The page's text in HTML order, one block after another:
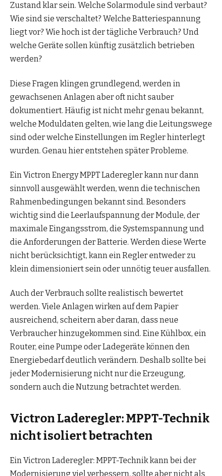
Zustand klar sein. Welche Solarmodule sind verbaut?
Wie sind sie verschaltet? Welche Batteriespannung
liegt vor? Wie hoch ist der tägliche Verbrauch? Und
welche Geräte sollen künftig zusätzlich betrieben
werden?
Diese Fragen klingen grundlegend, werden in
gewachsenen Anlagen aber oft nicht sauber
dokumentiert. Häufig ist nicht mehr genau bekannt,
welche Moduldaten gelten, wie lang die Leitungswege
sind oder welche Einstellungen im Regler hinterlegt
wurden. Genau hier entstehen später Probleme.
Ein Victron Energy MPPT Laderegler kann nur dann
sinnvoll ausgewählt werden, wenn die technischen
Rahmenbedingungen bekannt sind. Besonders
wichtig sind die Leerlaufspannung der Module, der
maximale Eingangsstrom, die Systemspannung und
die Anforderungen der Batterie. Werden diese Werte
nicht berücksichtigt, kann ein Regler entweder zu
klein dimensioniert sein oder unnötig teuer ausfallen.
Auch der Verbrauch sollte realistisch bewertet
werden. Viele Anlagen wirken auf dem Papier
ausreichend, scheitern aber daran, dass neue
Verbraucher hinzugekommen sind. Eine Kühlbox, ein
Router, eine Pumpe oder Ladegeräte können den
Energiebedarf deutlich verändern. Deshalb sollte bei
jeder Modernisierung nicht nur die Erzeugung,
sondern auch die Nutzung betrachtet werden.
Victron Laderegler: MPPT-Technik
nicht isoliert betrachten
Ein Victron Laderegler: MPPT-Technik kann bei der
Modernisierung viel verbessern, sollte aber nicht als